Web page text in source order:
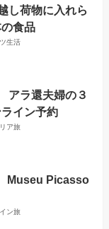
し荷物に入れら
食品
生活
アラ還夫婦の３
イン予約
ア旅
Museu Picasso
ン旅